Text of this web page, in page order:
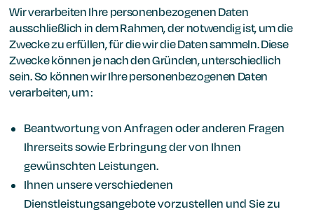
Wir verarbeiten Ihre personenbezogenen Daten
ausschließlich in dem Rahmen, der notwendig ist, um die
Zwecke zu erfüllen, für die wir die Daten sammeln. Diese
Zwecke können je nach den Gründen, unterschiedlich
sein. So können wir Ihre personenbezogenen Daten
verarbeiten, um :
Beantwortung von Anfragen oder anderen Fragen
Ihrerseits sowie Erbringung der von Ihnen
gewünschten Leistungen.
Ihnen unsere verschiedenen
Dienstleistungsangebote vorzustellen und Sie zu